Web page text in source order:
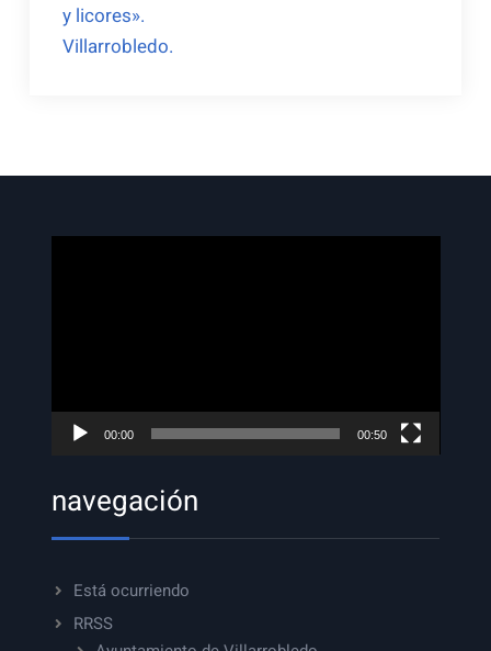
y licores».
Villarrobledo.
00:00 00:50
navegación
Está ocurriendo
RRSS